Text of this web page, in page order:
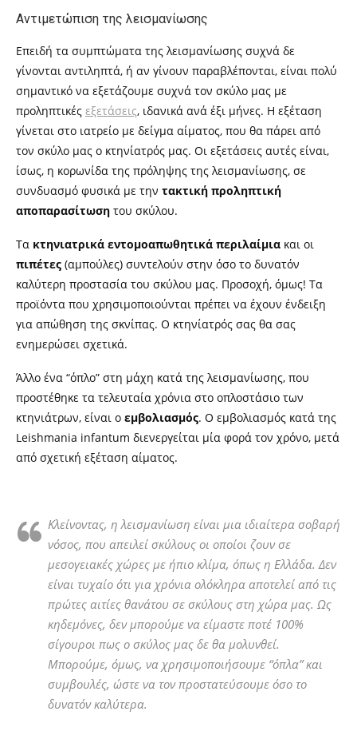
Αντιμετώπιση της λεισμανίωσης
Επειδή τα συμπτώματα της λεισμανίωσης συχνά δε
γίνονται αντιληπτά, ή αν γίνουν παραβλέπονται, είναι πολύ
σημαντικό να εξετάζουμε συχνά τον σκύλο μας με
προληπτικές εξετάσεις, ιδανικά ανά έξι μήνες. Η εξέταση
γίνεται στο ιατρείο με δείγμα αίματος, που θα πάρει από
τον σκύλο μας ο κτηνίατρός μας. Οι εξετάσεις αυτές είναι,
ίσως, η κορωνίδα της πρόληψης της λεισμανίωσης, σε
συνδυασμό φυσικά με την τακτική προληπτική
αποπαρασίτωση του σκύλου.
Τα κτηνιατρικά εντομοαπωθητικά περιλαίμια και οι
πιπέτες (αμπούλες) συντελούν στην όσο το δυνατόν
καλύτερη προστασία του σκύλου μας. Προσοχή, όμως! Τα
προϊόντα που χρησιμοποιούνται πρέπει να έχουν ένδειξη
για απώθηση της σκνίπας. Ο κτηνίατρός σας θα σας
ενημερώσει σχετικά.
Άλλο ένα “όπλο” στη μάχη κατά της λεισμανίωσης, που
προστέθηκε τα τελευταία χρόνια στο οπλοστάσιο των
κτηνιάτρων, είναι ο εμβολιασμός. Ο εμβολιασμός κατά της
Leishmania infantum διενεργείται μία φορά τον χρόνο, μετά
από σχετική εξέταση αίματος.
Κλείνοντας, η λεισμανίωση είναι μια ιδιαίτερα σοβαρή
νόσος, που απειλεί σκύλους οι οποίοι ζουν σε
μεσογειακές χώρες με ήπιο κλίμα, όπως η Ελλάδα. Δεν
είναι τυχαίο ότι για χρόνια ολόκληρα αποτελεί από τις
πρώτες αιτίες θανάτου σε σκύλους στη χώρα μας. Ως
κηδεμόνες, δεν μπορούμε να είμαστε ποτέ 100%
σίγουροι πως ο σκύλος μας δε θα μολυνθεί.
Μπορούμε, όμως, να χρησιμοποιήσουμε “όπλα” και
συμβουλές, ώστε να τον προστατεύσουμε όσο το
δυνατόν καλύτερα.